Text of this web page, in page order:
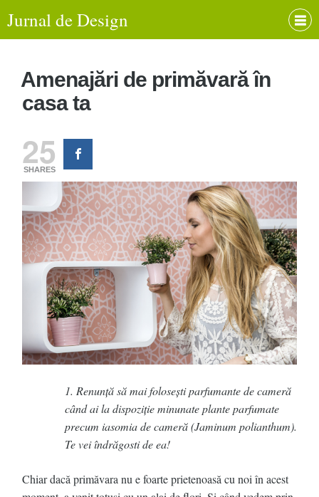
Jurnal de Design
Amenajări de primăvară în
casa ta
25
SHARES
1. Renunță să mai folosești parfumante de cameră
când ai la dispoziție minunate plante parfumate
precum iasomia de cameră (Jaminum polianthum).
Te vei îndrăgosti de ea!
Chiar dacă primăvara nu e foarte prietenoasă cu noi în acest